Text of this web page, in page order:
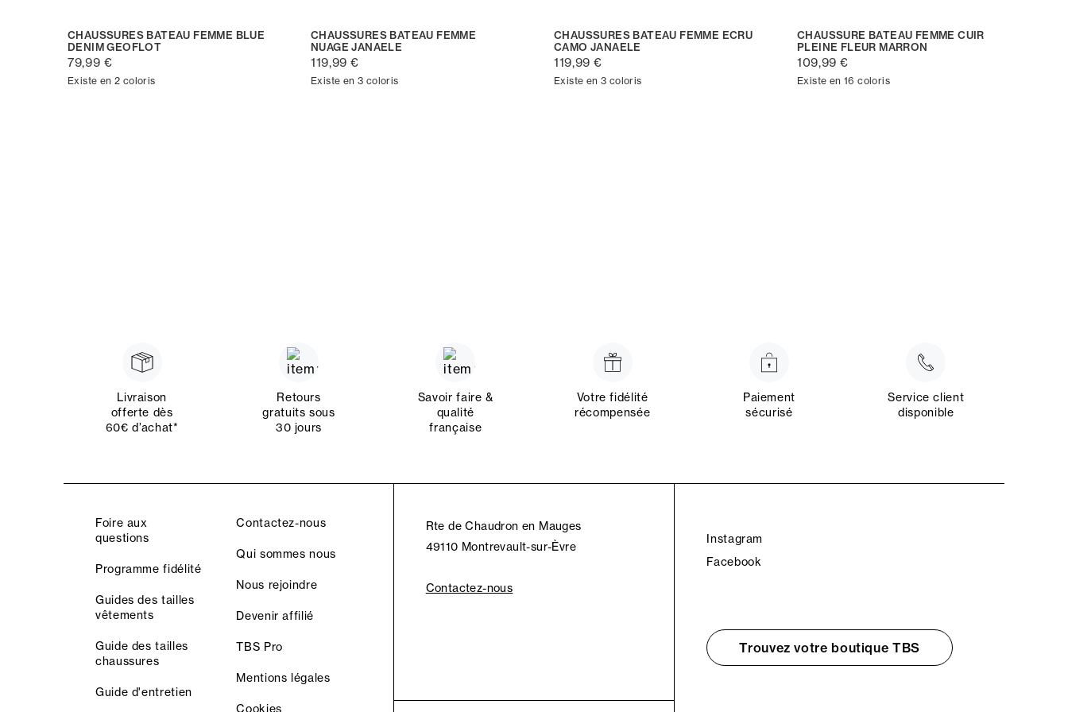
CHAUSSURES BATEAU FEMME BLUE
DENIM GEOFLOT
79,99 €
Existe en 2 coloris
CHAUSSURES BATEAU FEMME
NUAGE JANAELE
119,99 €
Existe en 3 coloris
CHAUSSURES BATEAU FEMME ECRU
CAMO JANAELE
119,99 €
Existe en 3 coloris
CHAUSSURE BATEAU FEMME CUIR
PLEINE FLEUR MARRON
109,99 €
Existe en 16 coloris
Livraison
offerte dès
60€ d’achat*
Retours
gratuits sous
30 jours
Savoir faire &
qualité
française
Votre fidélité
récompensée
Paiement
sécurisé
Service client
disponible
Foire aux
questions
Programme fidélité
Guides des tailles
vêtements
Guide des tailles
chaussures
Guide d'entretien
Contactez-nous
Qui sommes nous
Nous rejoindre
Devenir affilié
TBS Pro
Mentions légales
Rte de Chaudron en Mauges
49110 Montrevault-sur-Èvre
Contactez-nous
Instagram
Facebook
Trouvez votre boutique TBS